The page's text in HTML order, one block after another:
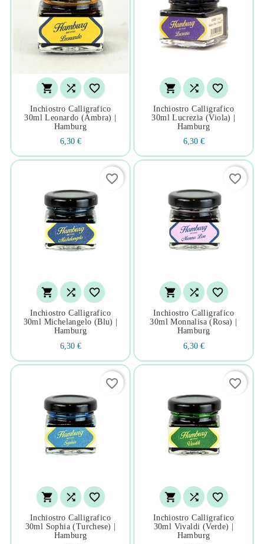
  
Inchiostro Calligrafico
30ml Leonardo (ambra) |
Hamburg
6,30 €
  
Inchiostro Calligrafico
30ml Lucrezia (viola) |
Hamburg
6,30 €
  
Inchiostro Calligrafico
30ml Michelangelo (blu) |
Hamburg
6,30 €
favorite_border
  
Inchiostro Calligrafico
30ml Monnalisa (rosa) |
Hamburg
6,30 €
favorite_border
  
Inchiostro Calligrafico
30ml Sophia (turchese) |
Hamburg
favorite_border
  
Inchiostro Calligrafico
30ml Vivaldi (verde) |
Hamburg
favorite_border